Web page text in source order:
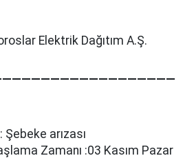
Elektrik Dağıtım A.Ş.
arızası
Zamanı :03 Kasım Pazar